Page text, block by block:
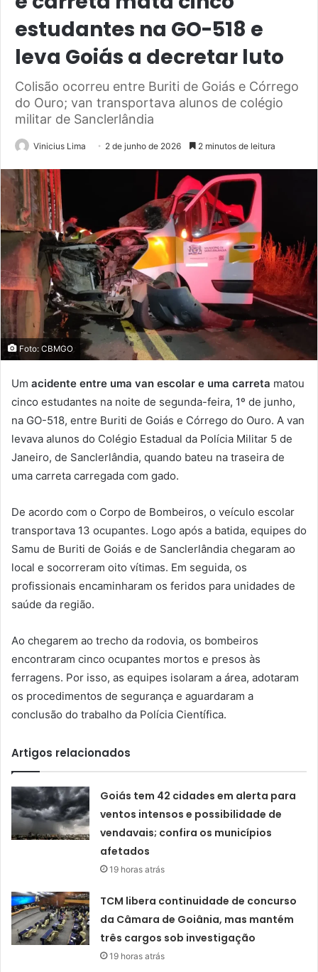
estudantes na GO-518 e
leva Goiás a decretar luto
Colisão ocorreu entre Buriti de Goiás e Córrego
do Ouro; van transportava alunos de colégio
militar de Sanclerlândia
Vinicius Lima 2 de junho de 2026 2 minutos de leitura
Foto: CBMGO
Um acidente entre uma van escolar e uma carreta matou
cinco estudantes na noite de segunda-feira, 1º de junho,
na GO-518, entre Buriti de Goiás e Córrego do Ouro. A van
levava alunos do Colégio Estadual da Polícia Militar 5 de
Janeiro, de Sanclerlândia, quando bateu na traseira de
uma carreta carregada com gado.
De acordo com o Corpo de Bombeiros, o veículo escolar
transportava 13 ocupantes. Logo após a batida, equipes do
Samu de Buriti de Goiás e de Sanclerlândia chegaram ao
local e socorreram oito vítimas. Em seguida, os
profissionais encaminharam os feridos para unidades de
saúde da região.
Ao chegarem ao trecho da rodovia, os bombeiros
encontraram cinco ocupantes mortos e presos às
ferragens. Por isso, as equipes isolaram a área, adotaram
os procedimentos de segurança e aguardaram a
conclusão do trabalho da Polícia Científica.
Artigos relacionados
Goiás tem 42 cidades em alerta para
ventos intensos e possibilidade de
vendavais; confira os municípios
afetados
19 horas atrás
TCM libera continuidade de concurso
da Câmara de Goiânia, mas mantém
três cargos sob investigação
19 horas atrás